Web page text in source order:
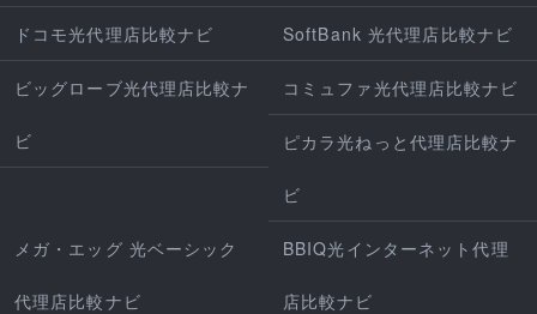
ドコモ光代理店比較ナビ SoftBank 光代理店比較ナビ
ビッグローブ光代理店比較ナ
ビ
コミュファ光代理店比較ナビ
ピカラ光ねっと代理店比較ナ
ビ
メガ・エッグ 光ベーシック
代理店比較ナビ
BBIQ光インターネット代理
店比較ナビ